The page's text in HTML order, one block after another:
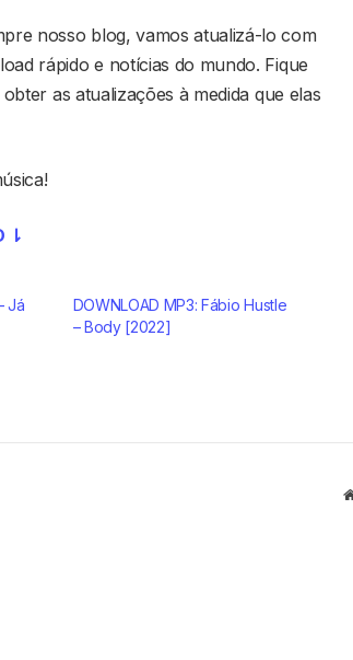
nosso blog, vamos atualizá-lo com
rápido e notícias do mundo. Fique
as atualizações à medida que elas
⇂
Já
DOWNLOAD MP3: Fábio Hustle
– Body [2022]